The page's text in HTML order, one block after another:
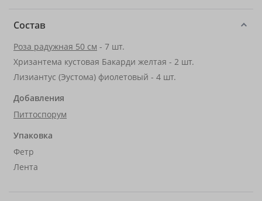
Состав
Роза радужная 50 см - 7 шт.
Хризантема кустовая Бакарди желтая - 2 шт.
Лизиантус (Эустома) фиолетовый - 4 шт.
Добавления
Питтоспорум
Упаковка
Фетр
Лента